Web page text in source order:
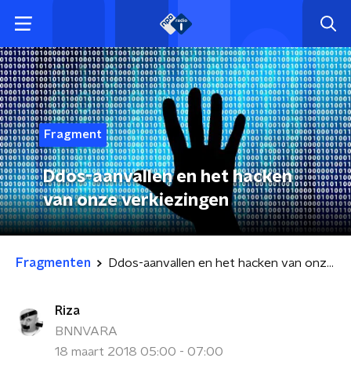
Fragment
Ddos-aanvallen en het hacken
van onze verkiezingen
Fragmenten Ddos-aanvallen en het hacken van onze verkiezingen
Riza
BNNVARA
18 maart 2018 05:00 - 07:00